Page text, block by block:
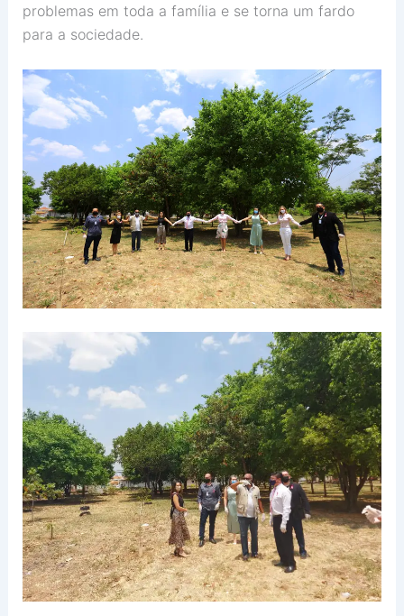
problemas em toda a família e se torna um fardo
para a sociedade.